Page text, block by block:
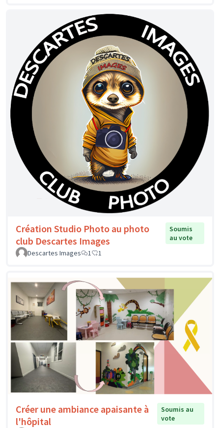
Création Studio Photo au photo
club Descartes Images
Soumis
au vote
Descartes Images
1 1
Créer une ambiance apaisante à
l'hôpital
Soumis au
vote